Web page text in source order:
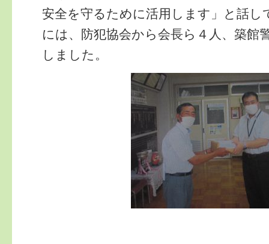
安全を守るために活用します」と話し
には、防犯協会から会長ら４人、築館
しました。